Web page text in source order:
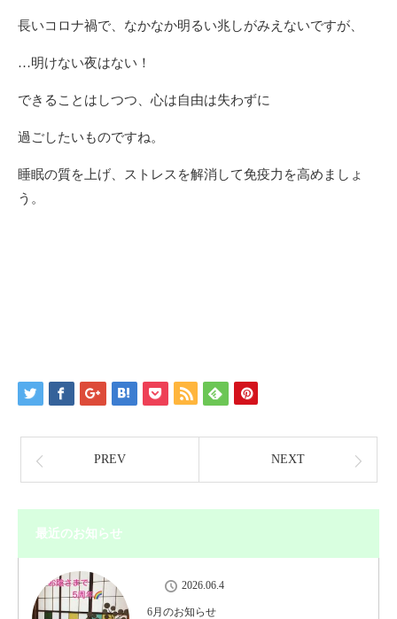
長いコロナ禍で、なかなか明るい兆しがみえないですが、
…明けない夜はない！
できることはしつつ、心は自由は失わずに
過ごしたいものですね。
睡眠の質を上げ、ストレスを解消して免疫力を高めましょ
う。
PREV NEXT
最近のお知らせ
2026.06.4
6月のお知らせ